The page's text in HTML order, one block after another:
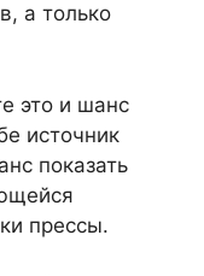
а только
это и шанс
источник
показать
прессы.